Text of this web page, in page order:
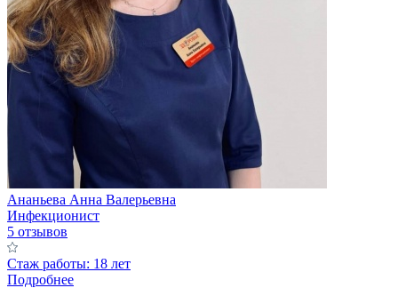
Ананьева Анна Валерьевна
Инфекционист
5 отзывов
Стаж работы: 18 лет
Подробнее